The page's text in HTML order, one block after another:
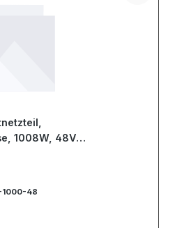
1000-48